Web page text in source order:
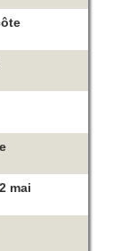
mai